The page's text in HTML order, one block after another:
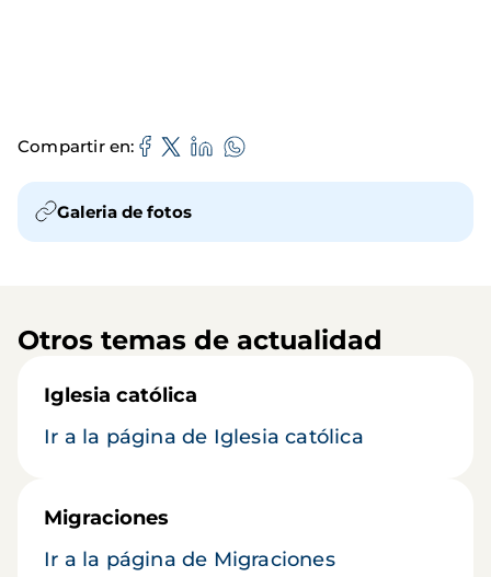
Compartir en
Galeria de fotos
Otros temas de actualidad
Iglesia católica
Ir a la página de Iglesia católica
Migraciones
Ir a la página de Migraciones